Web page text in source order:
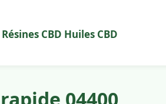
Résines CBD Huiles CBD